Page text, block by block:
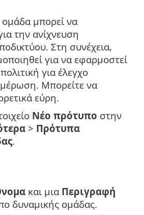
μπορεί να
την ανίχνευση
Στη συνέχεια,
για να εφαρμοστεί
για έλεγχο
Μπορείτε να
εύρη.
Νέο πρότυπο στην
> Πρότυπα
.
και μια Περιγραφή
δυναμικής ομάδας.